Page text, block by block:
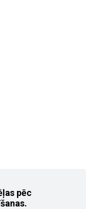
pēc